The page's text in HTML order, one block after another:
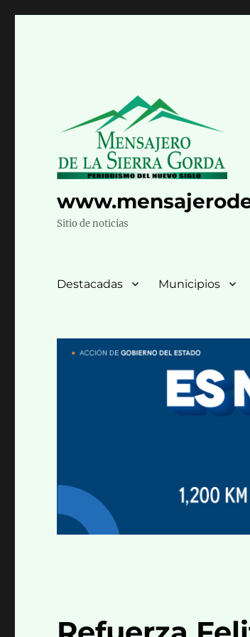
Sitio de noticias
Destacadas Municipios